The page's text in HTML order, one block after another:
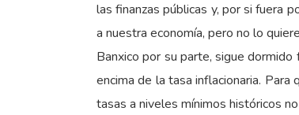
las finanzas públicas y, por si fuera
a nuestra economía, pero no lo
Banxico por su parte, sigue
encima de la tasa inflacionaria. Para
tasas a niveles mínimos históricos